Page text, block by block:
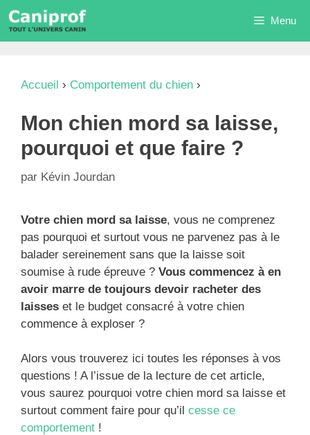
Aller
au
contenu
Menu
Accueil › Comportement du chien ›
Mon chien mord sa laisse,
pourquoi et que faire ?
par Kévin Jourdan
Votre chien mord sa laisse, vous ne comprenez
pas pourquoi et surtout vous ne parvenez pas à le
balader sereinement sans que la laisse soit
soumise à rude épreuve ? Vous commencez à en
avoir marre de toujours devoir racheter des
laisses et le budget consacré à votre chien
commence à exploser ?
Alors vous trouverez ici toutes les réponses à vos
questions ! A l’issue de la lecture de cet article,
vous saurez pourquoi votre chien mord sa laisse et
surtout comment faire pour qu’il cesse ce
comportement !